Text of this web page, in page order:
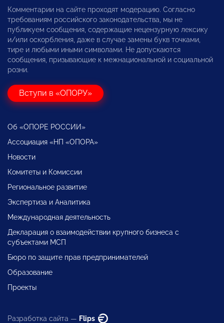
Комментарии на сайте проходят модерацию. Согласно
требованиям российского законодательства, мы не
публикуем сообщения, содержащие нецензурную лексику
и/или оскорбления, даже в случае замены букв точками,
тире и любыми иными символами. Не допускаются
сообщения, призывающие к межнациональной и социальной
розни.
Вступи в «ОПОРУ»
Об «ОПОРЕ РОССИИ»
Ассоциация «НП «ОПОРА»
Новости
Комитеты и Комиссии
Региональное развитие
Экспертиза и Аналитика
Международная деятельность
Декларация о взаимодействии крупного бизнеса с
субъектами МСП
Бюро по защите прав предпринимателей
Образование
Проекты
Разработка сайта — Flips